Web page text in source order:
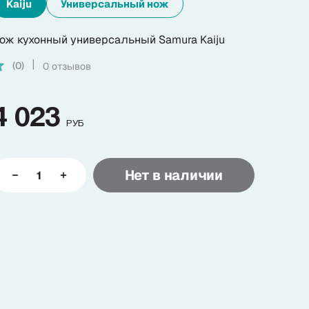
Kaiju Универсальный нож
кухонный универсальный Samura Kaiju
(0) 0 отзывов
023 РУБ
Нет в наличии